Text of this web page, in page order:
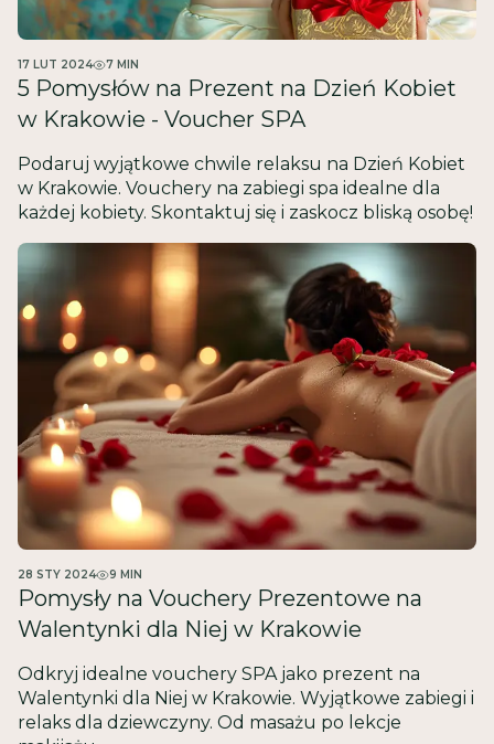
17 LUT 2024 7 MIN
5 Pomysłów na Prezent na Dzień Kobiet
w Krakowie - Voucher SPA
Podaruj wyjątkowe chwile relaksu na Dzień Kobiet
w Krakowie. Vouchery na zabiegi spa idealne dla
każdej kobiety. Skontaktuj się i zaskocz bliską osobę!
28 STY 2024 9 MIN
Pomysły na Vouchery Prezentowe na
Walentynki dla Niej w Krakowie
Odkryj idealne vouchery SPA jako prezent na
Walentynki dla Niej w Krakowie. Wyjątkowe zabiegi i
relaks dla dziewczyny. Od masażu po lekcje